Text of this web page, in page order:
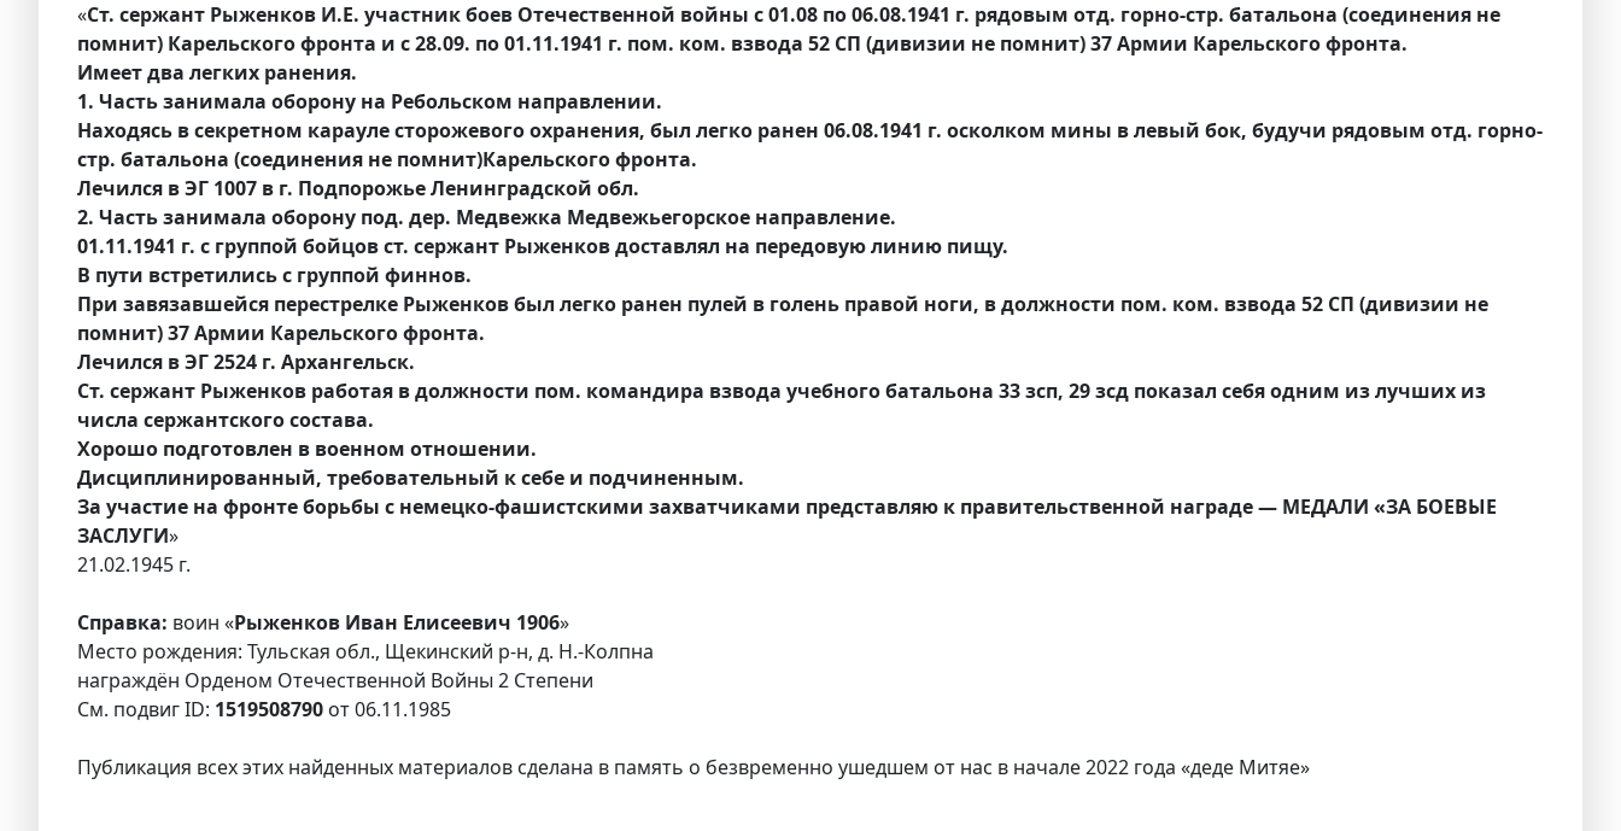
«Ст. сержант Рыженков И.Е. участник боев Отечественной войны с 01.08 по 06.08.1941 г. рядовым отд. горно-стр. батальона (соединения не
помнит) Карельского фронта и с 28.09. по 01.11.1941 г. пом. ком. взвода 52 СП (дивизии не помнит) 37 Армии Карельского фронта.
Имеет два легких ранения.
1. Часть занимала оборону на Ребольском направлении.
Находясь в секретном карауле сторожевого охранения, был легко ранен 06.08.1941 г. осколком мины в левый бок, будучи рядовым отд. горно-
стр. батальона (соединения не помнит)Карельского фронта.
Лечился в ЭГ 1007 в г. Подпорожье Ленинградской обл.
2. Часть занимала оборону под. дер. Медвежка Медвежьегорское направление.
01.11.1941 г. с группой бойцов ст. сержант Рыженков доставлял на передовую линию пищу.
В пути встретились с группой финнов.
При завязавшейся перестрелке Рыженков был легко ранен пулей в голень правой ноги, в должности пом. ком. взвода 52 СП (дивизии не
помнит) 37 Армии Карельского фронта.
Лечился в ЭГ 2524 г. Архангельск.
Ст. сержант Рыженков работая в должности пом. командира взвода учебного батальона 33 зсп, 29 зсд показал себя одним из лучших из
числа сержантского состава.
Хорошо подготовлен в военном отношении.
Дисциплинированный, требовательный к себе и подчиненным.
За участие на фронте борьбы с немецко-фашистскими захватчиками представляю к правительственной награде — МЕДАЛИ «ЗА БОЕВЫЕ
ЗАСЛУГИ»
21.02.1945 г.
Справка: воин «Рыженков Иван Елисеевич 1906»
Место рождения: Тульская обл., Щекинский р-н, д. Н.-Колпна
награждён Орденом Отечественной Войны 2 Степени
См. подвиг ID: 1519508790 от 06.11.1985
Публикация всех этих найденных материалов сделана в память о безвременно ушедшем от нас в начале 2022 года «деде Митяе»